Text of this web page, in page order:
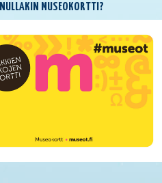
MUSEOKORTTI?